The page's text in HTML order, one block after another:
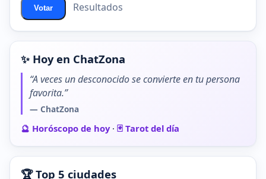
Votar Resultados
✨ Hoy en ChatZona
“A veces un desconocido se convierte en tu persona
favorita.”
— ChatZona
🔮 Horóscopo de hoy· 🃏 Tarot del día
🏆 Top 5 ciudades